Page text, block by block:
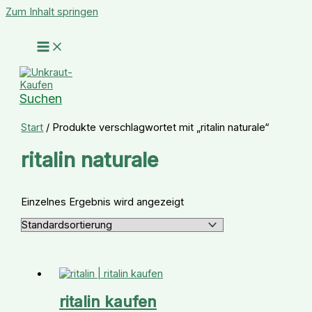
Zum Inhalt springen
Suchen
Start / Produkte verschlagwortet mit „ritalin naturale“
ritalin naturale
Einzelnes Ergebnis wird angezeigt
ritalin kaufen